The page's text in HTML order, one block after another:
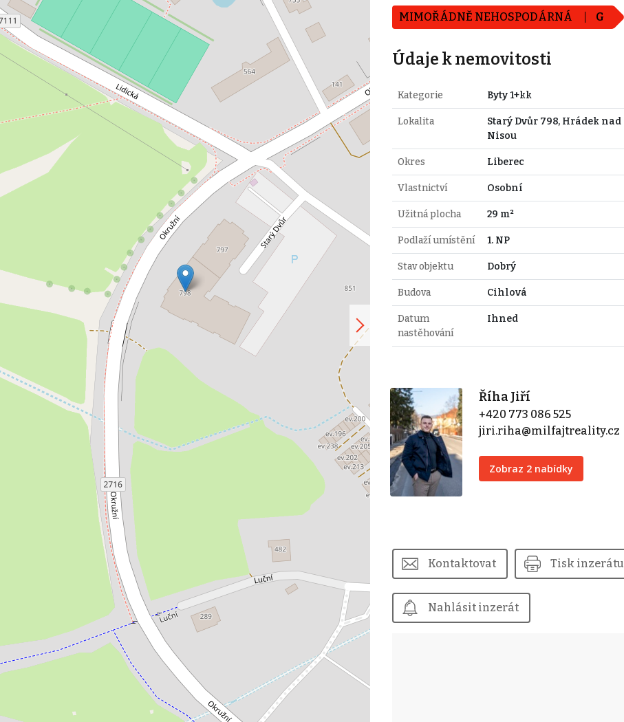
MIMOŘÁDNĚ NEHOSPODÁRNÁ G
Údaje k nemovitosti
Kategorie Byty 1+kk
Lokalita
Starý Dvůr 798, Hrádek nad
Nisou
Okres Liberec
Vlastnictví Osobní
Užitná plocha 29 m²
Podlaží umístění 1. NP
Stav objektu Dobrý
Budova Cihlová
Datum
nastěhování
Ihned
Říha Jiří
+420 773 086 525
jiri.riha@milfajtreality.cz
Zobraz 2 nabídky
Kontaktovat Tisk inzerátu
Nahlásit inzerát